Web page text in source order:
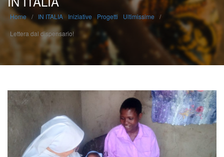
Home / IN ITALIA Iniziative Progetti Ultimissime
/
Lettera dal dispensario!